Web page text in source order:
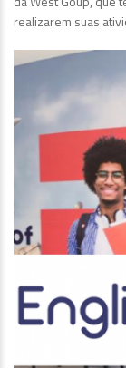
realizarem suas